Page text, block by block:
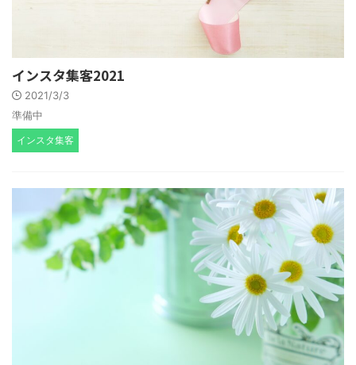
インスタ集客2021
2021/3/3
準備中
インスタ集客